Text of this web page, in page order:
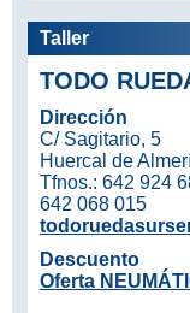
Taller
TODO
Dirección
C/ Sagitario, 5
Huercal de
Tfnos.: 642 924
642 068 015
Descuento
Oferta